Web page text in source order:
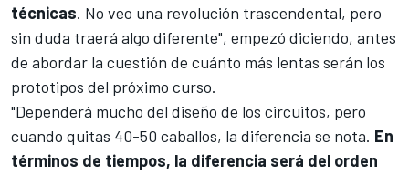
técnicas. No veo una revolución trascendental, pero
sin duda traerá algo diferente", empezó diciendo, antes
de abordar la cuestión de cuánto más lentas serán los
prototipos del próximo curso.
"Dependerá mucho del diseño de los circuitos, pero
cuando quitas 40-50 caballos, la diferencia se nota. En
términos de tiempos, la diferencia será del orden